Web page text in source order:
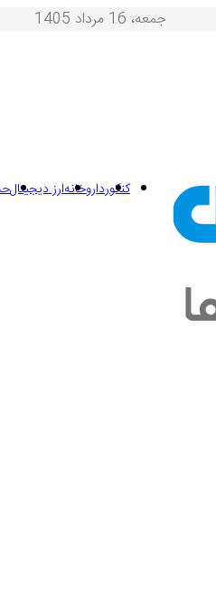
کنکورداروخانهارز دیجیتال
جمعه، 16 مرداد 1405